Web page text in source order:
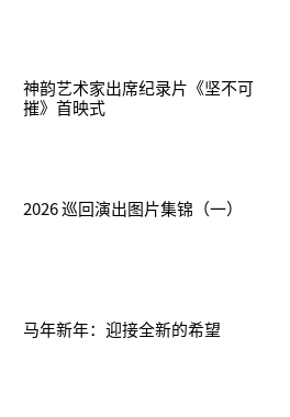
神韵艺术家出席纪录片《坚不可
摧》首映式
2026 巡回演出图片集锦（一）
马年新年：迎接全新的希望